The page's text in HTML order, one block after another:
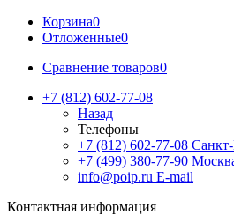
Корзина0
Отложенные0
Сравнение товаров0
+7 (812) 602-77-08
Назад
Телефоны
+7 (812) 602-77-08
+7 (499) 380-77-90
info@poip.ru E-mail
Контактная информация